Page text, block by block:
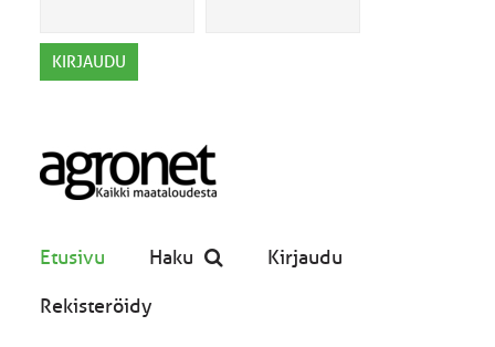
Etusivu Haku Kirjaudu
Rekisteröidy